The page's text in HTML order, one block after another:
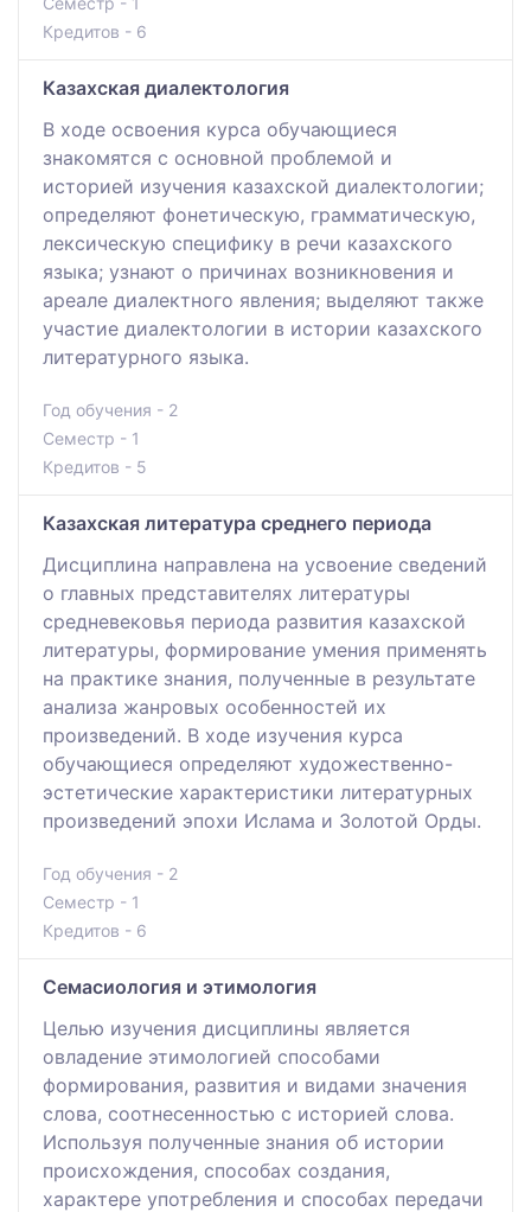
Кредитов - 6
Казахская диалектология
В ходе освоения курса обучающиеся
знакомятся с основной проблемой и
историей изучения казахской диалектологии;
определяют фонетическую, грамматическую,
лексическую специфику в речи казахского
языка; узнают о причинах возникновения и
ареале диалектного явления; выделяют также
участие диалектологии в истории казахского
литературного языка.
Год обучения - 2
Семестр - 1
Кредитов - 5
Казахская литература среднего периода
Дисциплина направлена на усвоение сведений
о главных представителях литературы
средневековья периода развития казахской
литературы, формирование умения применять
на практике знания, полученные в результате
анализа жанровых особенностей их
произведений. В ходе изучения курса
обучающиеся определяют художественно-
эстетические характеристики литературных
произведений эпохи Ислама и Золотой Орды.
Год обучения - 2
Семестр - 1
Кредитов - 6
Семасиология и этимология
Целью изучения дисциплины является
овладение этимологией способами
формирования, развития и видами значения
слова, соотнесенностью с историей слова.
Используя полученные знания об истории
происхождения, способах создания,
характере употребления и способах передачи